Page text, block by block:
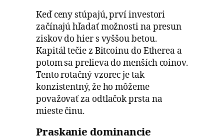
Keď ceny stúpajú, prví investori
začínajú hľadať možnosti na presun
ziskov do hier s vyššou betou.
Kapitál tečie z Bitcoinu do Etherea a
potom sa prelieva do menších coinov.
Tento rotačný vzorec je tak
konzistentný, že ho môžeme
považovať za odtlačok prsta na
mieste činu.
Praskanie dominancie